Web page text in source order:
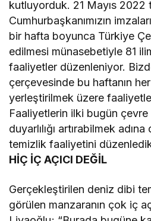
kutluyorduk. 21 Mayıs 2022
Cumhurbaşkanımızın
bir hafta boyunca Türkiye
edilmesi münasebetiyle 81
faaliyetler düzenleniyor.
çerçevesinde bu haftanın
yerleştirilmek üzere
Faaliyetlerin ilki bugün
duyarlılığı artırabilmek
temizlik faaliyetini
HİÇ İÇ AÇICI DEĞİL
Gerçekleştirilen deniz dibi
görülen manzaranın çok iç